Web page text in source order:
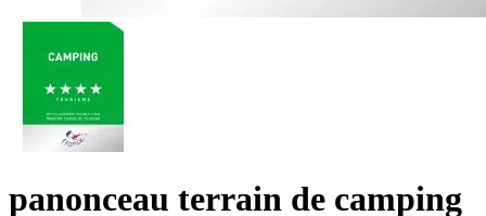
panonceau terrain de camping